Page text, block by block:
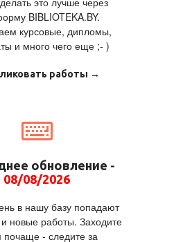
BIBLIOTEKA.BY.
курсовые, дипломы,
и много чего еще ;- )
работы →
обновление -
08/08/2026
в нашу базу попадают
новые работы. Заходите
почаще - следите за